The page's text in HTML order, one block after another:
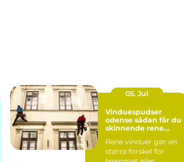
05. Jul
Vinduespudser
odense sådan får du
skinnende rene
Rene vinduer gør en
større forskel for